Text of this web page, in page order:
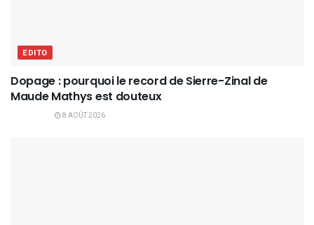
EDITO
Dopage : pourquoi le record de Sierre-Zinal de
Maude Mathys est douteux
8 AOÛT 2026